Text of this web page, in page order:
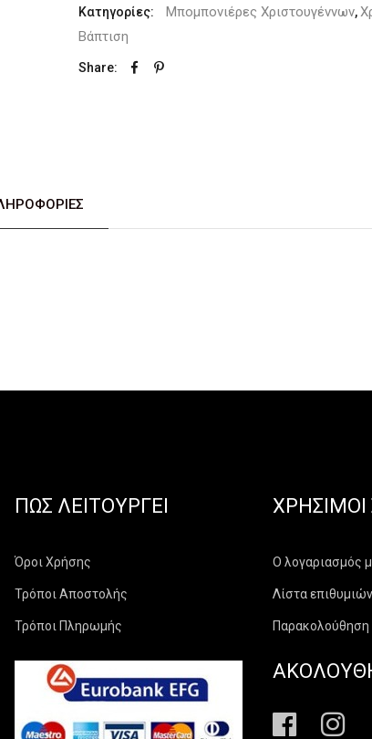
Κατηγορίες: Μπομπονιέρες Χριστουγέννων,
Βάπτιση
Share:
ΠΏΣ ΛΕΙΤΟΥΡΓΕΊ
Όροι Χρήσης
Τρόποι Αποστολής
Τρόποι Πληρωμής
Ο λογαριασμός
Λίστα επιθυμιών
Παρακολούθηση